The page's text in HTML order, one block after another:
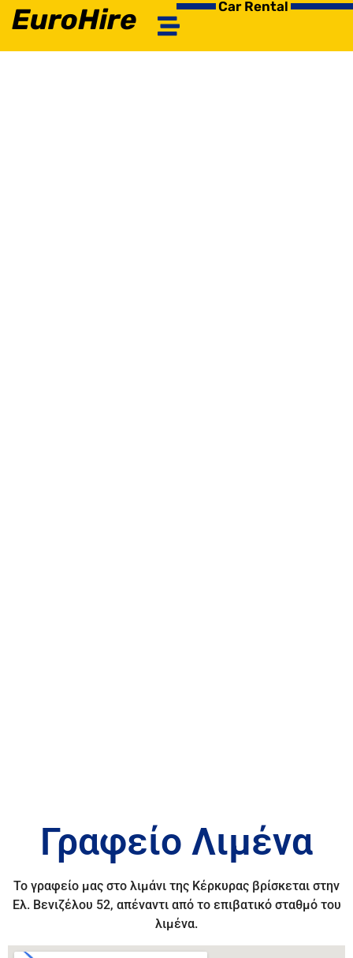
EuroHire Car Rental
Γραφείο Λιμένα
Το γραφείο μας στο λιμάνι της Κέρκυρας βρίσκεται στην
Ελ. Βενιζέλου 52, απέναντι από το επιβατικό σταθμό του
λιμένα.